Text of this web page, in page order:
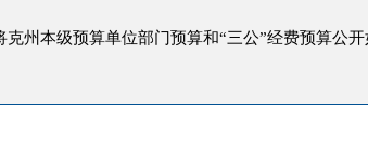
州本级预算单位部门预算和“三公”经费预算公开